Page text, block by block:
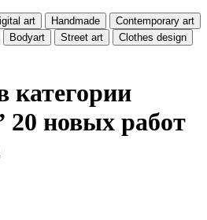
art Handmade
Contemporary art
Bodyart Street art
Clothes design
категории
20 новых работ